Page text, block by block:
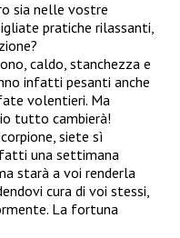
sia nelle vostre
pratiche rilassanti,
caldo, stanchezza e
infatti pesanti anche
volentieri. Ma
tutto cambierà!
siete sì
una settimana
starà a voi renderla
cura di voi stessi,
La fortuna